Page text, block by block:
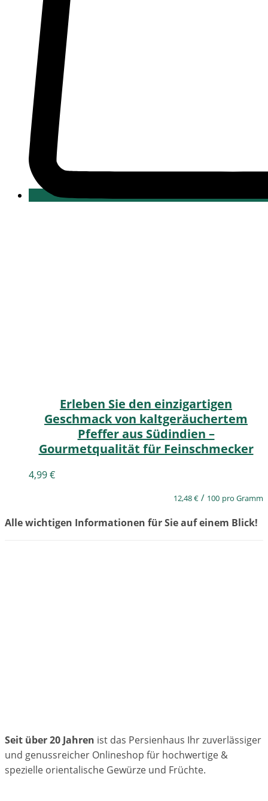
Erleben Sie den einzigartigen
Geschmack von kaltgeräuchertem
Pfeffer aus Südindien –
Gourmetqualität für Feinschmecker
4,99€
12,48€ / 100 pro Gramm
Alle wichtigen Informationen für Sie auf einem Blick!
Seit über 20 Jahren ist das Persienhaus Ihr zuverlässiger
und genussreicher Onlineshop für hochwertige &
spezielle orientalische Gewürze und Früchte.